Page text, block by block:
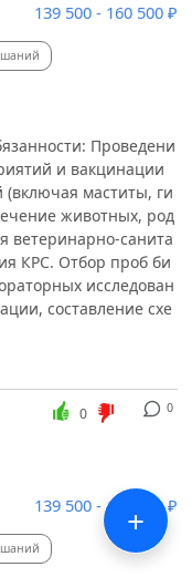
139 500 - 160 500 ₽
Проведени
и вакцинации
(включая маститы, ги
животных, род
ветеринарно-санита
КРС. Отбор проб би
исследован
составление схе
0
0
139 500 - 160 500 ₽
+